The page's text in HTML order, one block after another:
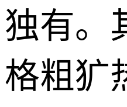
独有。
格粗犷